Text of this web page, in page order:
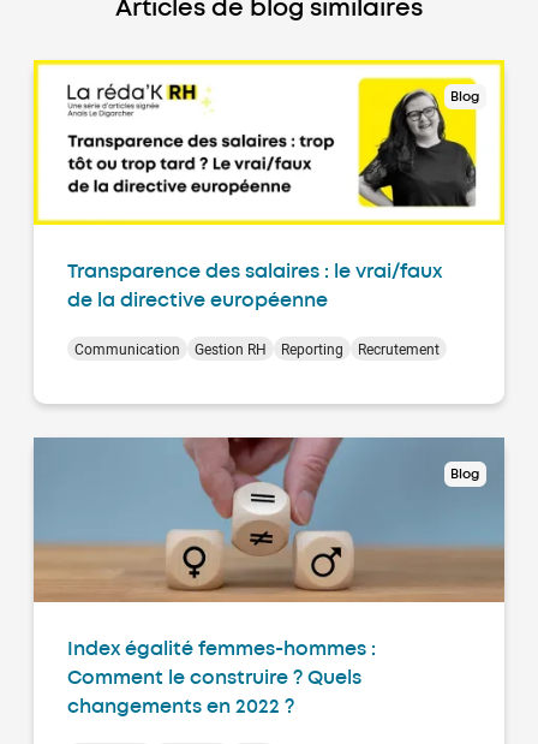
Articles de blog similaires
Blog
Transparence des salaires : le vrai/faux
de la directive européenne
Communication Gestion RH Reporting Recrutement
Blog
Index égalité femmes-hommes :
Comment le construire ? Quels
changements en 2022 ?